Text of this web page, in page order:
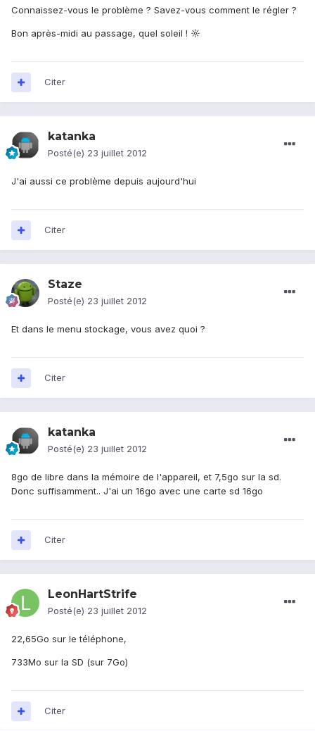
Connaissez-vous le problème ? Savez-vous comment le régler ?
Bon après-midi au passage, quel soleil ! ☼
Citer
katanka
Posté(e) 23 juillet 2012
J'ai aussi ce problème depuis aujourd'hui
Citer
Staze
Posté(e) 23 juillet 2012
Et dans le menu stockage, vous avez quoi ?
Citer
katanka
Posté(e) 23 juillet 2012
8go de libre dans la mémoire de l'appareil, et 7,5go sur la sd.
Donc suffisamment.. J'ai un 16go avec une carte sd 16go
Citer
LeonHartStrife
Posté(e) 23 juillet 2012
22,65Go sur le téléphone,
733Mo sur la SD (sur 7Go)
Citer